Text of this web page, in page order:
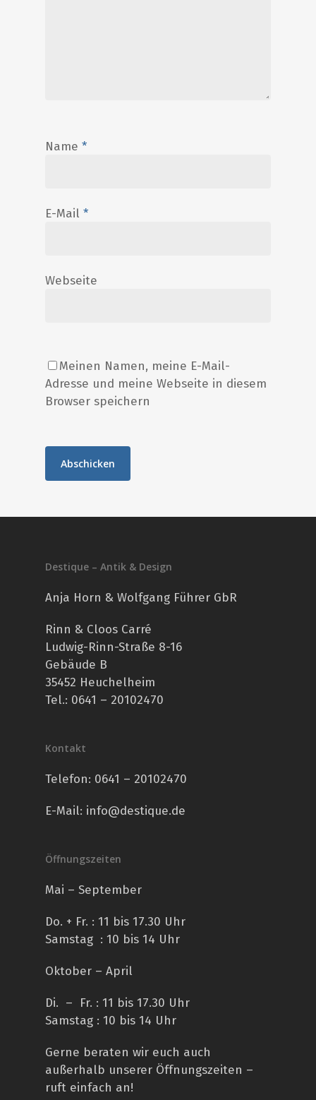
Name *
E-Mail *
Webseite
Meinen Namen, meine E-Mail-
Adresse und meine Webseite in diesem
Browser speichern
Destique – Antik & Design
Anja Horn & Wolfgang Führer GbR
Rinn & Cloos Carré
Ludwig-Rinn-Straße 8-16
Gebäude B
35452 Heuchelheim
Tel.: 0641 – 20102470
Kontakt
Telefon: 0641 – 20102470
E-Mail: info@destique.de
Öffnungszeiten
Mai – September
Do. + Fr. : 11 bis 17.30 Uhr
Samstag : 10 bis 14 Uhr
Oktober – April
Di. – Fr. : 11 bis 17.30 Uhr
Samstag : 10 bis 14 Uhr
Gerne beraten wir euch auch
außerhalb unserer Öffnungszeiten –
ruft einfach an!